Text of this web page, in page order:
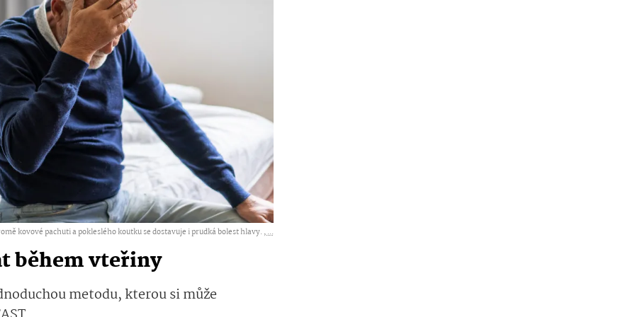
kovové pachuti a pokleslého koutku se dostavuje i prudká bolest hlavy. ,...
během vteřiny
metodu, kterou si může